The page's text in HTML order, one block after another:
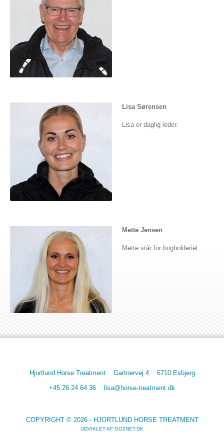
Lisa Sørensen
Lisa er daglig leder.
Mette Jensen
Mette står for bogholderiet.
Hjortlund Horse Treatment Gartnervej 4
6710 Esbjerg
+45 26 24 64 36
lisa@horse-treatment.dk
COPYRIGHT © 2026 - HJORTLUND HORSE TREATMENT
UDVIKLET AF GO2NET.DK